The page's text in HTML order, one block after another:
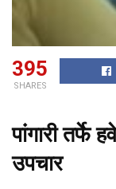
395
SHARES
पांगारी तर्फे
उपचार